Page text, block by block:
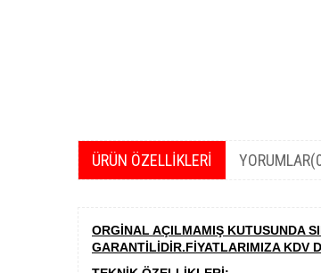
ÜRÜN ÖZELLIKLERI YORUMLAR
ORGİNAL AÇILMAMIŞ KUTUSUNDA
GARANTİLİDİR.FİYATLARIMIZA KDV